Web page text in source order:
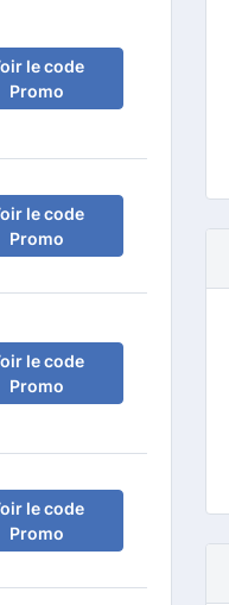
le code
Promo
le code
Promo
le code
Promo
le code
Promo